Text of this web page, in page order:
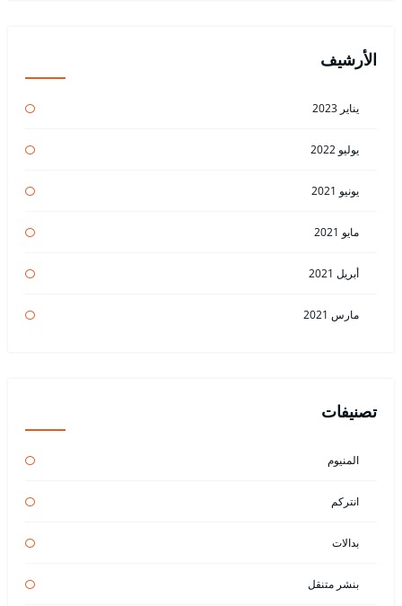
الأرشيف
يناير 2023
يوليو 2022
يونيو 2021
مايو 2021
أبريل 2021
مارس 2021
تصنيفات
المنيوم
انتركم
بدالات
بنشر متنقل